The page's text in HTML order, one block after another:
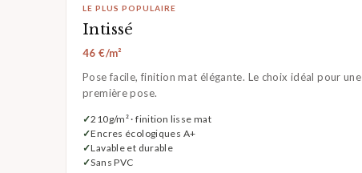
LE PLUS POPULAIRE
Intissé
46 €/m²
Pose facile, finition mat élégante. Le choix idéal pour une
première pose.
210g/m² · finition lisse mat
Encres écologiques A+
Lavable et durable
Sans PVC